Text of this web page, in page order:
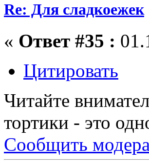
Re: Для сладкоежек
« Ответ #35 :
Цитировать
Читайте
тортики - это
Сообщить